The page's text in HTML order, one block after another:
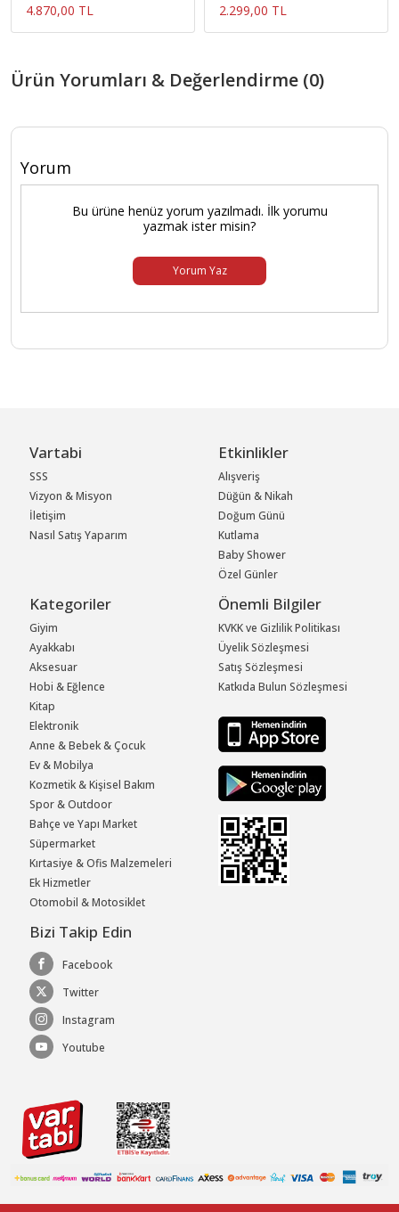
4.870,00 TL 2.299,00 TL
Ürün Yorumları & Değerlendirme (0)
Yorum
Bu ürüne henüz yorum yazılmadı. İlk yorumu
yazmak ister misin?
Yorum Yaz
Vartabi
SSS
Vizyon & Misyon
İletişim
Nasıl Satış Yaparım
Etkinlikler
Alışveriş
Düğün & Nikah
Doğum Günü
Kutlama
Baby Shower
Özel Günler
Kategoriler
Giyim
Ayakkabı
Aksesuar
Hobi & Eğlence
Kitap
Elektronik
Anne & Bebek & Çocuk
Ev & Mobilya
Kozmetik & Kişisel Bakım
Spor & Outdoor
Bahçe ve Yapı Market
Süpermarket
Kırtasiye & Ofis Malzemeleri
Ek Hizmetler
Otomobil & Motosiklet
Önemli Bilgiler
KVKK ve Gizlilik Politikası
Üyelik Sözleşmesi
Satış Sözleşmesi
Katkıda Bulun Sözleşmesi
Bizi Takip Edin
Facebook
Twitter
Instagram
Youtube